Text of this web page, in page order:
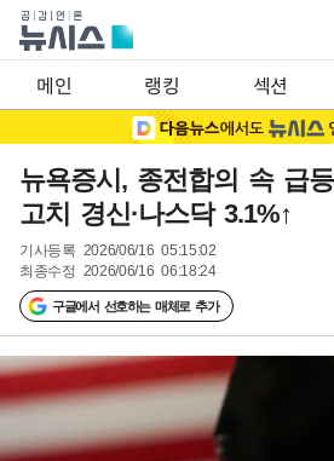
메인 랭킹 섹션
뉴욕증시, 종전합의 속 급
고치 경신·나스닥 3.1%↑
기사등록 2026/06/16 05:15:02
최종수정 2026/06/16 06:18:24
구글에서 선호하는 매체로 추가